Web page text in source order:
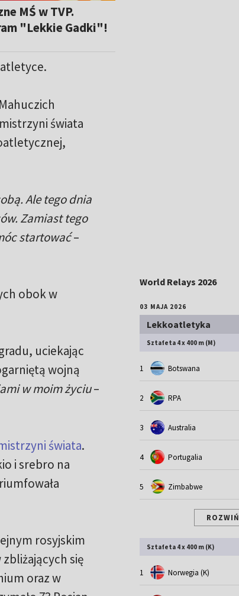
MŚ w TVP.
"Lekkie Gadki"!
świata
Ale tego dnia
Zamiast tego
startować–
obok w
uciekając
wojną
w moim życiu–
świata.
i srebro na
rosyjskim
się
oraz w
World Relays 2026
03 MAJA 2026
Lekkoatletyka
Sztafeta 4 x 400 m (M)
1 Botswana
2 RPA
3 Australia
4 Portugalia
5 Zimbabwe
ROZWIŃ
Sztafeta 4 x 400 m (K)
1 Norwegia (K)